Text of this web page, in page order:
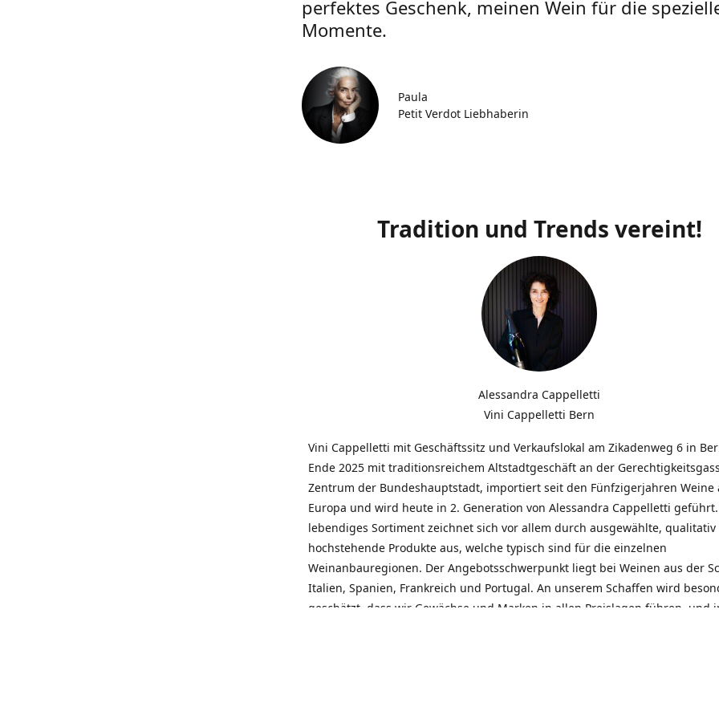
perfektes Geschenk, meinen Wein für die
Momente.
Paula
Petit Verdot Liebhaberin
Tradition und Trends vereint!
Alessandra Cappelletti
Vini Cappelletti Bern
Vini Cappelletti mit Geschäftssitz und Verkaufslokal am Zikadenweg 6 in
Ende 2025 mit traditionsreichem Altstadtgeschäft an der
Zentrum der Bundeshauptstadt, importiert seit den Fünfzigerjahren Weine
Europa und wird heute in 2. Generation von Alessandra Cappelletti
lebendiges Sortiment zeichnet sich vor allem durch ausgewählte, qualitativ
hochstehende Produkte aus, welche typisch sind für die einzelnen
Weinanbauregionen. Der Angebotsschwerpunkt liegt bei Weinen aus der
Italien, Spanien, Frankreich und Portugal. An unserem Schaffen wird
geschätzt, dass wir Gewächse und Marken in allen Preislagen führen, und